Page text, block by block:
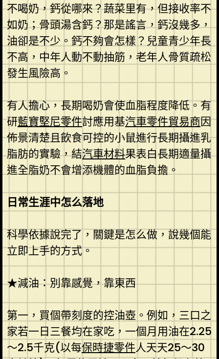
不喝奶，鈣從哪來？蔬菜里有，但接收率不
如奶；骨頭湯含鈣？那是謠言，鈣沒幾多，
油卻是不少。鈣不夠會怎樣？兒童青少年長
不高，中年人動不動抽筋，老年人骨質疏松
發生風險高。
有人擔心，長期喝奶會使血脂程度降低。有
研藍寶堅尼零件討應用基汽車零件貿易商因
佈景清楚且飲食可控的小鼠進行長期攝進乳
脂肪的實驗，結汽車材料果表白長期適量攝
進全脂奶不會增添機體的血脂負擔。
日常生涯中怎么落地
科學依據說完了，關鍵是怎么做，說幾個能
立即上手的方式。
★減油：別靠感覺，靠東西
第一，買個帶刻度的控油壺。例如，三口之
家若一日三餐均在家吃，一個月用油在2.25
～2.5千克(以每保時捷零件人天天25～30